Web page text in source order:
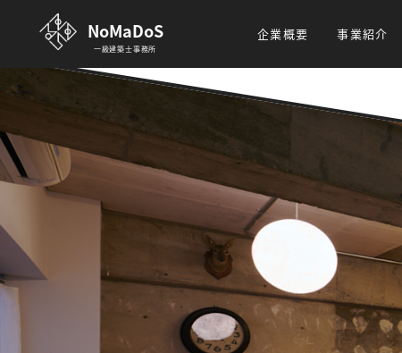
NoMaDoS
一級建築士事務所
企業概要 事業紹介